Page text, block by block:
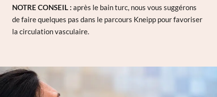
NOTRE CONSEIL : après le bain turc, nous vous suggérons
de faire quelques pas dans le parcours Kneipp pour favoriser
la circulation vasculaire.
Titre
Famille